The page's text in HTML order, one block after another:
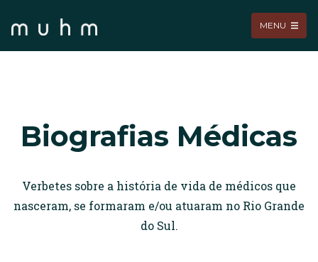
MENU
Biografias Médicas
Verbetes sobre a história de vida de médicos que
nasceram, se formaram e/ou atuaram no Rio Grande
do Sul.